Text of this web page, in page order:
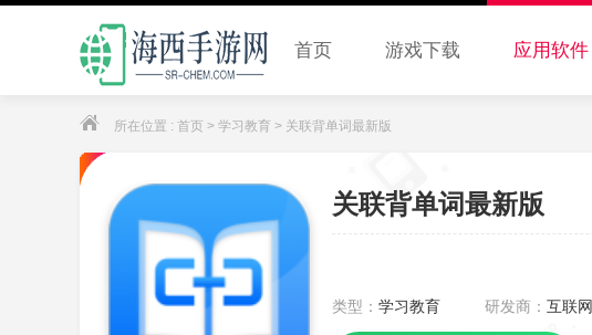
首页 游戏下载 应用软件
所在位置 : 首页 > 学习教育 > 关联背单词最新版
关联背单词最新版
类型： 学习教育 研发商： 互联网